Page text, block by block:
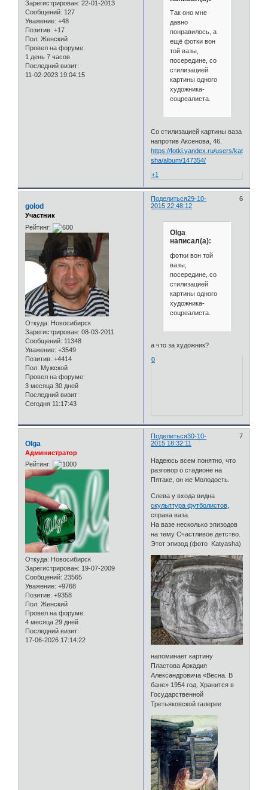
Зарегистрирован: 22-01-2013
Сообщений: 127
Уважение: +48
Позитив: +17
Пол: Женский
Провел на форуме:
1 день 7 часов
Последний визит:
11-02-2023 19:04:15
Так оно мне
давно
понравилось, а
ещё фотки вон
той вазы,
посередине, со
стилизацией
картины одного
художника-
соцреалиста.
Со стилизацией картины ваза
напротив Аксенова, 46.
https://fotki.yandex.ru/users/katya-
sha/album/147354/
+1
Поделиться 6
29-10-
2015 22:48:12
golod
Участник
Рейтинг:
Откуда: Новосибирск
Зарегистрирован: 08-03-2011
Сообщений: 11348
Уважение: +3549
Позитив: +4414
Пол: Мужской
Провел на форуме:
3 месяца 30 дней
Последний визит:
Сегодня 11:17:43
Olga
написал(а):
фотки вон той
вазы,
посередине, со
стилизацией
картины одного
художника-
соцреалиста.
а что за художник?
0
Поделиться 7
30-10-
2015 18:32:11
Olga
Администратор
Рейтинг:
Откуда: Новосибирск
Зарегистрирован: 19-07-2009
Сообщений: 23565
Уважение: +9768
Позитив: +9358
Пол: Женский
Провел на форуме:
4 месяца 29 дней
Последний визит:
17-06-2026 17:14:22
Надеюсь всем понятно, что
разговор о стадионе на
Пятаке, он же Молодость.
Слева у входа видна
скульптура футболистов
справа ваза.
На вазе несколько эпизодов
на тему Счастливое детство.
Этот эпизод (фото Katyasha)
напоминает картину
Пластова Аркадия
Александровича «Весна. В
бане» 1954 год. Хранится в
Государственной
Третьяковской галерее